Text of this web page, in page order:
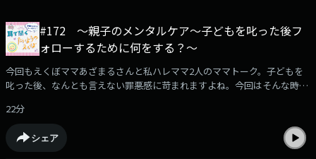
#172 〜親子のメンタルケア〜子どもを叱った後フ
ォローするために何をする？〜
今回もえくぼママあざまるさんと私ハレママ2人のママトーク。子どもを
叱った後、なんとも言えない罪悪感に苛まれますよね。今回はそんな時の
22分
シェア